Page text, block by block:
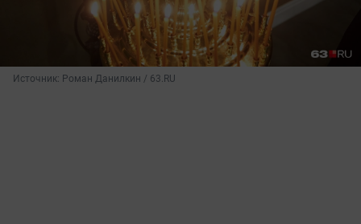
Источник: Роман Данилкин / 63.RU